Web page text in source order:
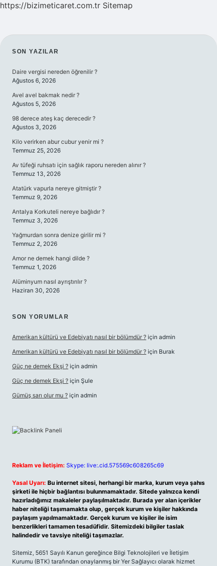
https://bizimeticaret.com.tr Sitemap
SIDEBAR
SON YAZILAR
Daire vergisi nereden öğrenilir ?
Ağustos 6, 2026
Avel avel bakmak nedir ?
Ağustos 5, 2026
98 derece ateş kaç derecedir ?
Ağustos 3, 2026
Kilo verirken abur cubur yenir mi ?
Temmuz 25, 2026
Av tüfeği ruhsatı için sağlık raporu nereden alınır ?
Temmuz 13, 2026
Atatürk vapurla nereye gitmiştir ?
Temmuz 9, 2026
Antalya Korkuteli nereye bağlıdır ?
Temmuz 3, 2026
Yağmurdan sonra denize girilir mi ?
Temmuz 2, 2026
Amor ne demek hangi dilde ?
Temmuz 1, 2026
Alüminyum nasıl ayrıştırılır ?
Haziran 30, 2026
SON YORUMLAR
Amerikan kültürü ve Edebiyatı nasıl bir bölümdür ? için admin
Amerikan kültürü ve Edebiyatı nasıl bir bölümdür ? için Burak
Güç ne demek Ekşi ? için admin
Güç ne demek Ekşi ? için Şule
Gümüş sarı olur mu ? için admin
Reklam ve İletişim: Skype: live:.cid.575569c608265c69
Yasal Uyarı: Bu internet sitesi, herhangi bir marka, kurum veya şahıs
şirketi ile hiçbir bağlantısı bulunmamaktadır. Sitede yalnızca kendi
hazırladığımız makaleler paylaşılmaktadır. Burada yer alan içerikler
haber niteliği taşımamakta olup, gerçek kurum ve kişiler hakkında
paylaşım yapılmamaktadır. Gerçek kurum ve kişiler ile isim
benzerlikleri tamamen tesadüfidir. Sitemizdeki bilgiler taslak
halindedir ve tavsiye niteliği taşımazlar.
Sitemiz, 5651 Sayılı Kanun gereğince Bilgi Teknolojileri ve İletişim
Kurumu (BTK) tarafından onaylanmış bir Yer Sağlayıcı olarak hizmet